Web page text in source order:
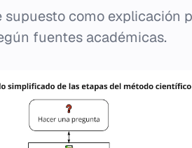
como explicación
fuentes académicas.